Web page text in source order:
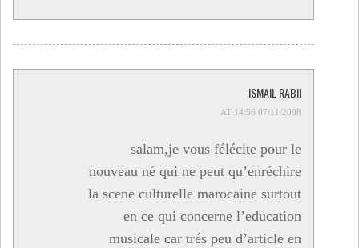
ISMAIL RABII
07/11/2008 AT 14:56
salam,je vous félécite pour le
nouveau né qui ne peut qu’enréchire
la scene culturelle marocaine surtout
en ce qui concerne l’education
musicale car trés peu d’article en